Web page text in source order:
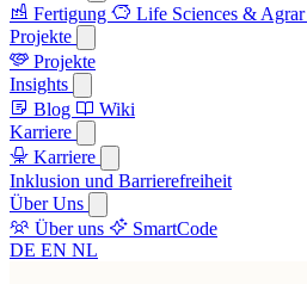
Fertigung
Life Sciences & Agrar
Projekte
Projekte
Insights
Blog
Wiki
Karriere
Karriere
Inklusion und Barrierefreiheit
Über Uns
Über uns
SmartCode
DE EN NL